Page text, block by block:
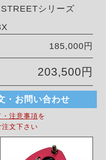
シリーズ
185,000円
203,500円
・お問い合わせ
注意事項を
文下さい